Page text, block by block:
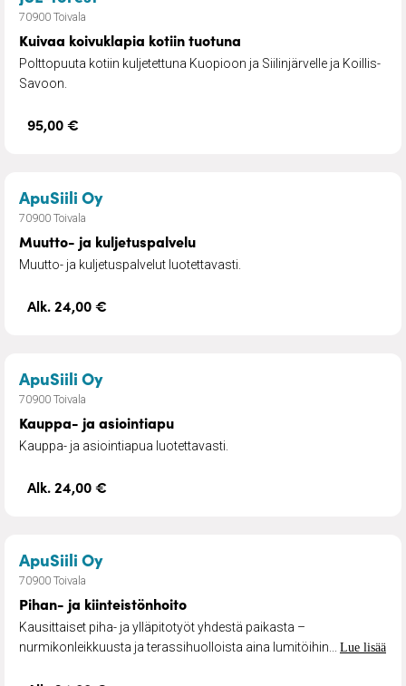
70900 Toivala
Kuivaa koivuklapia kotiin tuotuna
Polttopuuta kotiin kuljetettuna Kuopioon ja Siilinjärvelle ja Koillis-
Savoon.
95,00 €
ApuSiili Oy– Muutto- ja kuljetuspalvelu
70900 Toivala
Muutto- ja kuljetuspalvelu
Muutto- ja kuljetuspalvelut luotettavasti.
Alk. 24,00 €
ApuSiili Oy– Kauppa- ja asiointiapu
70900 Toivala
Kauppa- ja asiointiapu
Kauppa- ja asiointiapua luotettavasti.
Alk. 24,00 €
ApuSiili Oy– Pihan- ja kiinteistönhoito
70900 Toivala
Pihan- ja kiinteistönhoito
Kausittaiset piha- ja ylläpitotyöt yhdestä paikasta –
nurmikonleikkuusta ja terassihuolloista aina lumitöihin... Lue lisää